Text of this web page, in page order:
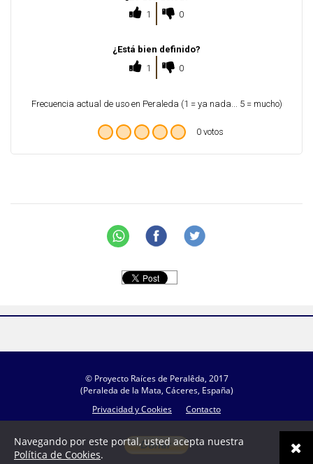
1
0
¿Está bien definido?
1
0
Frecuencia actual de uso en Peraleda (1 = ya nada... 5 = mucho)
0 votos
© Proyecto Raíces de Peralêda, 2017
(Peraleda de la Mata, Cáceres, España)
Privacidad y Cookies
Contacto
Navegando por este portal, usted acepta nuestra
Política de Cookies.